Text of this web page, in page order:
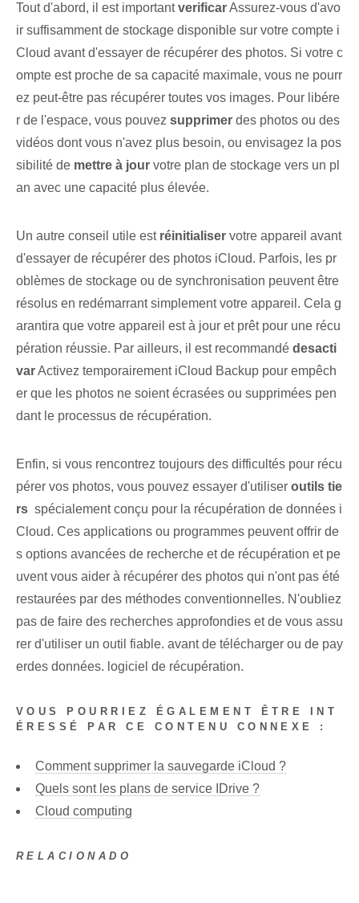
Tout d'abord, il est importantverificarAssurez-vous d'avo
ir suffisamment de stockage disponible sur votre compte i
Cloud avant d'essayer de récupérer des photos. Si votre c
ompte est proche de sa capacité maximale, vous ne pourr
ez peut-être pas récupérer toutes vos images. Pour libére
r de l'espace, vous pouvez supprimer des photos ou des
vidéos⁤ dont vous n'avez plus besoin, ou envisagez la pos
sibilité de mettre à jour votre plan de stockage vers un pl
an avec une capacité plus élevée.
Un autre conseil utile est réinitialiser votre appareil avant
d'essayer de récupérer des photos iCloud. Parfois, les pr
oblèmes de stockage ou de synchronisation peuvent être
résolus en redémarrant simplement votre appareil. Cela g
arantira⁢ que votre appareil est à jour et prêt pour une récu
pération réussie. Par ailleurs, il est recommandé desacti
varActivez temporairement iCloud Backup pour empêch
er que les photos ne soient écrasées ou supprimées pen
dant le processus de récupération.
Enfin, si vous rencontrez toujours des difficultés pour récu
pérer vos ‌photos, vous pouvez essayer d'utiliser outils tie
rs ⁢ spécialement conçu pour la récupération de données i
Cloud. Ces applications ou programmes peuvent offrir de
s options avancées de recherche et de récupération et pe
uvent vous aider à récupérer des photos qui n'ont pas été
restaurées par des méthodes conventionnelles. N'oubliez
pas de faire des recherches approfondies et de vous assu
rer d'utiliser un outil fiable. ⁢avant de télécharger ou de pay
er⁤des données. logiciel de récupération.
VOUS POURRIEZ ÉGALEMENT ÊTRE INT
ÉRESSÉ PAR CE CONTENU CONNEXE :
Comment supprimer la sauvegarde iCloud ?
Quels sont les plans de service IDrive ?
Cloud computing
RELACIONADO